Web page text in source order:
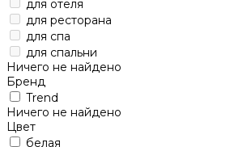
для отеля
для ресторана
для спа
для спальни
Ничего не найдено
Бренд
Trend
Ничего не найдено
Цвет
белая